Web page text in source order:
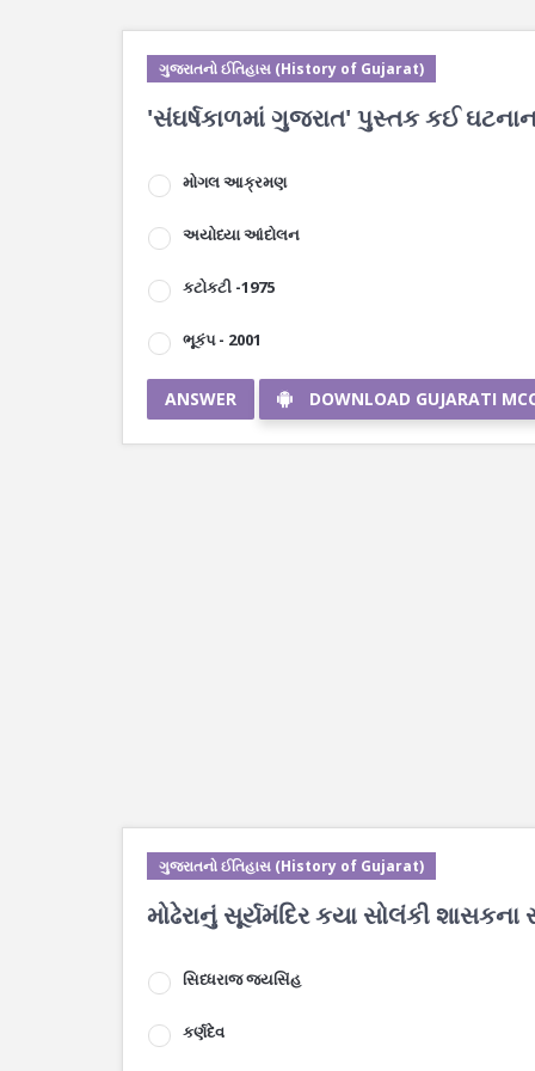
ગુજરાતનો ઈતિહાસ (History of Gujarat)
'સંઘર્ષકાળમાં ગુજરાત' પુસ્તક કઈ
મોગલ આક્રમણ
અયોધ્યા આંદોલન
કટોકટી -1975
ભૂકંપ - 2001
ANSWER DOWNLOAD GUJARATI
ગુજરાતનો ઈતિહાસ (History of Gujarat)
મોઢેરાનું સૂર્યમંદિર કયા સોલંકી
સિધ્ધરાજ જયસિંહ
કર્ણદેવ